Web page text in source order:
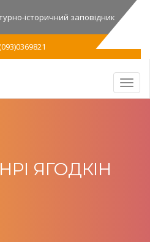
історичний заповідник
ЯГОДКІН